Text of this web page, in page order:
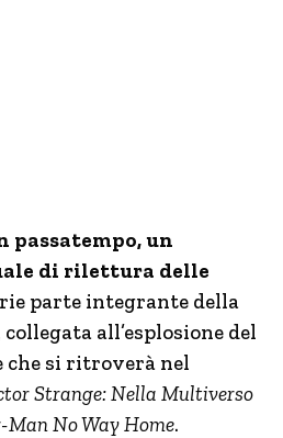
passatempo, un
di rilettura delle
parte integrante della
all’esplosione del
che si ritroverà nel
Strange: Nella Multiverso
No Way Home.